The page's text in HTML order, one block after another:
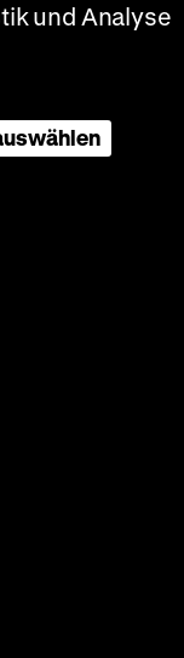
und Analyse